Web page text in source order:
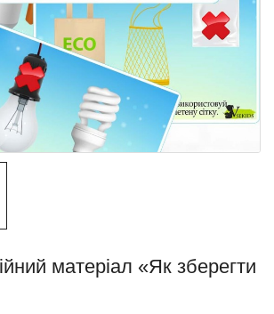
матеріал «Як зберегти